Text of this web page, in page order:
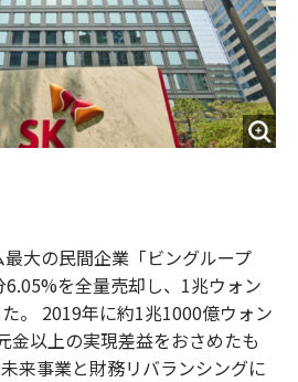
大の民間企業「ビングループ
6.05%を全量売却し、1兆ウォン
。 2019年に約1兆1000億ウォン
金以上の実現差益をおさめたも
来事業と財務リバランシングに